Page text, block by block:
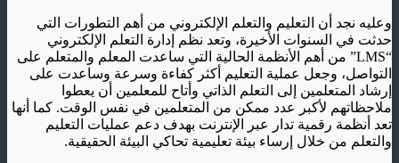
وعليه نجد أن التعليم والتعلم الإلكتروني من أهم التطورات التي
حدثت في السنوات الأخيرة، وتعد نظم إدارة التعلم الإلكتروني
“LMS” من أهم الأنظمة الحالية التي ساعدت المعلم والمتعلم على
التواصل، وجعل عملية التعليم أكثر كفاءة وسرعة وساعدت على
إرشاد المتعلمين إلى التعلم الذاتي وأتاح للمعلمين أن يعطوا
ملاحظاتهم لأكبر عدد ممكن من المتعلمين في نفس الوقت. كما أنها
تعد أنظمة رقمية تدار عبر الإنترنت بهدف دعم عمليات التعليم
والتعلم من خلال إرساء بيئة تعليمية تحاكي البيئة الحقيقية.